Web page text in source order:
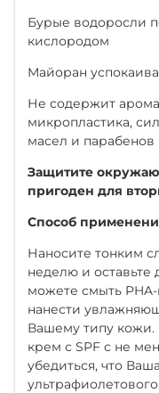
Бурые водоросли
кислородом
Майоран
Не содержит
микропластика,
масел и парабенов
Защитите
пригоден для
Способ
Наносите тонким
неделю и оставьте
можете смыть
нанести
Вашему типу кожи.
крем с SPF с не
убедиться, что